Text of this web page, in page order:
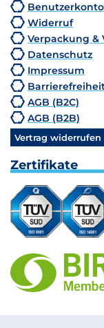
Benutzerkonto
Widerruf
Verpackung &
Datenschutz
Impressum
AGB (B2C)
AGB (B2B)
Vertrag widerrufen
Zertifikate